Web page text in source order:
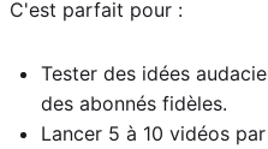
C'est parfait pour :
Tester des idées
des abonnés fidèles.
Lancer 5 à 10 vidéos